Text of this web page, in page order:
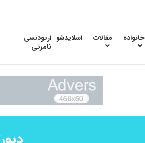
خانواده مقالات اسلایدشو ارتودنسی
نامرئی